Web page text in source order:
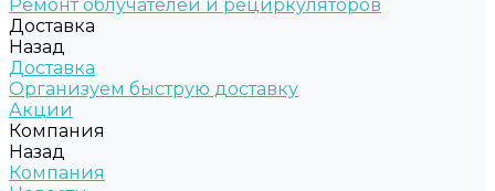
Ремонт облучателей и рециркуляторов
Доставка
Назад
Доставка
Организуем быструю доставку
Акции
Компания
Назад
Компания